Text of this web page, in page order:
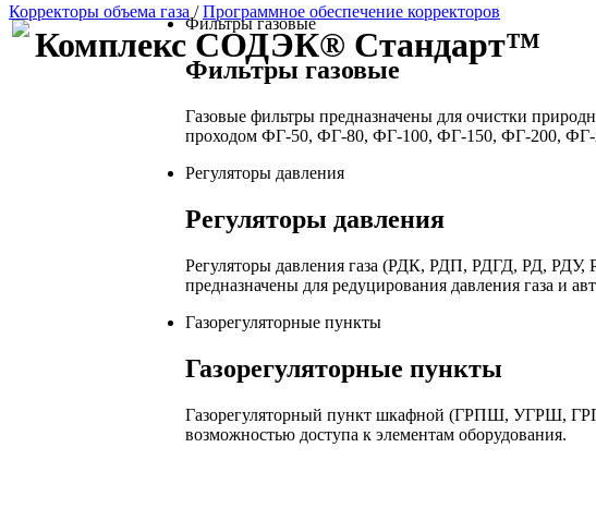
Фильтры газовые
Фильтры газовые
Газовые фильтры предназначены для очистки
проходом ФГ-50, ФГ-80, ФГ-100, ФГ-150, ФГ-200, ФГ-
Регуляторы давления
Регуляторы давления
Регуляторы давления газа (РДК, РДП, РДГД, РД,
предназначены для редуцирования давления газа и
Газорегуляторные пункты
Газорегуляторные пункты
Газорегуляторный пункт шкафной (ГРПШ, УГРШ,
возможностью доступа к элементам оборудования.
Корректоры объема газа /Программное обеспечение корректоров
Комплекс СОДЭК® Стандарт™